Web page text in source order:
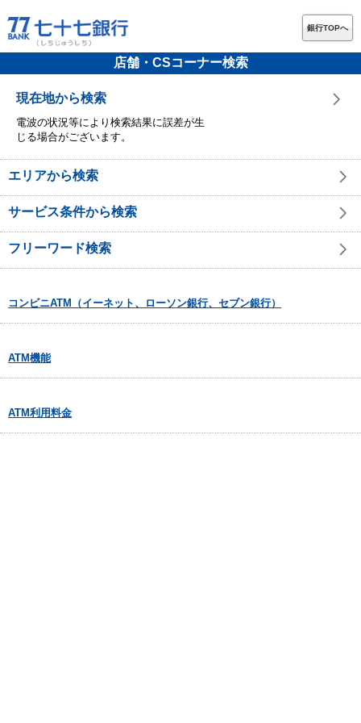
銀行TOPへ
店舗・CSコーナー検索
現在地から検索
電波の状況等により検索結果に誤差が生
じる場合がございます。
エリアから検索
サービス条件から検索
フリーワード検索
コンビニATM（イーネット、ローソン銀行、セブン銀行）
ATM機能
ATM利用料金